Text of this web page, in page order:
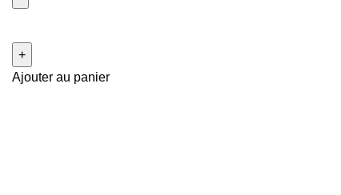
Ajouter au panier